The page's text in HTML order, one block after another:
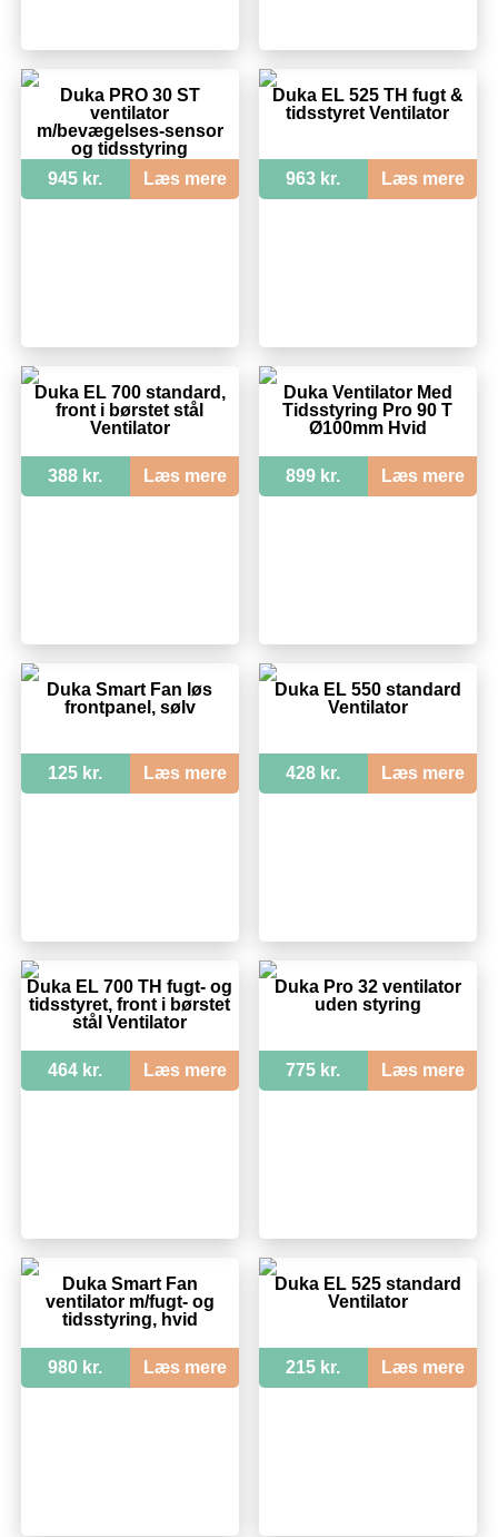
Duka PRO 30 ST
ventilator
m/bevægelses-sensor
og tidsstyring
945 kr.
Læs mere
Duka EL 525 TH fugt &
tidsstyret Ventilator
963 kr. Læs mere
Duka EL 700 standard,
front i børstet stål
Ventilator
388 kr. Læs mere
Duka Ventilator Med
Tidsstyring Pro 90 T
Ø100mm Hvid
899 kr. Læs mere
Duka Smart Fan løs
frontpanel, sølv
125 kr. Læs mere
Duka EL 550 standard
Ventilator
428 kr. Læs mere
Duka EL 700 TH fugt- og
tidsstyret, front i børstet
stål Ventilator
464 kr. Læs mere
Duka Pro 32 ventilator
uden styring
775 kr. Læs mere
Duka Smart Fan
ventilator m/fugt- og
tidsstyring, hvid
980 kr. Læs mere
Duka EL 525 standard
Ventilator
215 kr. Læs mere